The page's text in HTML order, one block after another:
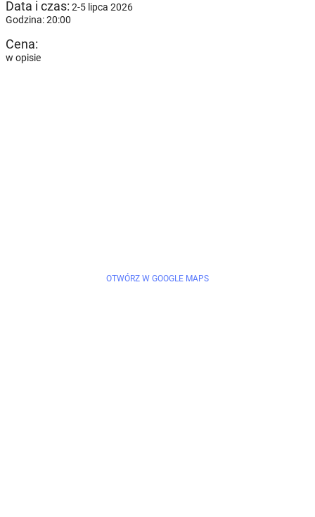
Data i czas: 2-5 lipca 2026
Godzina: 20:00
Cena:
w opisie
OTWÓRZ W GOOGLE MAPS